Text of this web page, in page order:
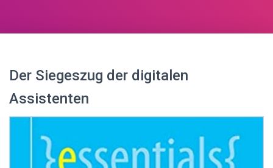
Der Siegeszug der digitalen
Assistenten